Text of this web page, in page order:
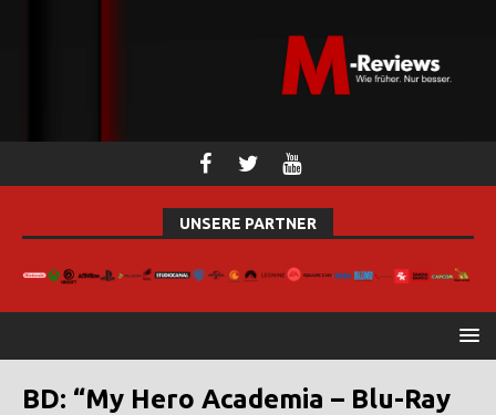
UNSERE PARTNER
BD: “My Hero Academia – Blu-Ray